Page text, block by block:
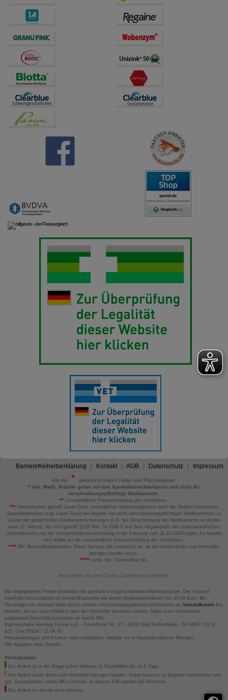
Barrierefreiheitserklärung Kontakt AGB Datenschutz Impressum
Alle mit
gekennzeichneten Felder sind Pflichtangaben.
*inkl. MwSt. Rabatte gelten auf den Apothekenverkaufspreis und nicht für
verschreibungspflichtige Medikamente.
** Unverbindliche Preisempfehlung des Herstellers.
*** Verkaufspreis gemäß Lauer-Taxe; verbindlicher Abrechnungspreis nach der Großen Deutschen
Spezialitätentaxe (sog. Lauer-Taxe) bei Abgabe von nicht verschreibungspflichtigen Medikamenten zu
Lasten der gesetzlichen Krankenversicherungen (z.B. bei Verschreibung des Medikaments an Kinder
unter 12 Jahren), die sich gemäß §129 Abs. 5a SGB V aus dem Abgabepreis des pharmazeutischen
Unternehmens und der Arzneimittelpreisverordnung in der Fassung zum 31.12.2003 ergibt. Es handelt
sich nicht um die unverbindliche Preisempfehlung des Herstellers.
****BK: Beschaffungskosten. Diese Summe fällt zusätzlich an, da der Artikel direkt vom Hersteller
bezogen werden muss.
*****verw. bis: Verwendbar bis.
Hier können Sie Ihre Cookie-Zustimmung widerrufen
Die angegebenen Preise beinhalten die gesetzlich vorgeschriebene Mehrwertsteuer. Der Versand
innerhalb Deutschlands ist versandkostenfrei bei einem Mindestbestellwert von 13,99 Euro. Bei
Sendungen ins Ausland fallen durch erhöhte Versicherungsgebühren Mehrkosten an VersandkostenBei
Artikeln, die wir ausschließlich über den Hersteller beziehen können, fallen unter Umständen
sogenannte Beschaffungskosten an (siehe BK).
Bad Apotheke Henning Fichter e.K. - Frankfurter Str. 27 - 49214 Bad Rothenfelde - Tel 0800 / 10 11
422 - Fax 05424 / 21 64 47
Preisänderungen und Irrtümer sind vorbehalten. Abgabe nur in haushaltsüblichen Mengen.
Alle Angaben ohne Gewähr.
Verfügbarkeit:
Der Artikel ist in der Regel sofort lieferbar, in Einzelfällen bis zu 6 Tage.
Der Artikel muss direkt vom Hersteller bezogen werden. Daher kann es zu längeren Lieferzeiten und
ggf. Zusatzkosten (siehe BK) kommen. In diesem Fall werden Sie informiert.
Der Artikel ist derzeit nicht lieferbar.